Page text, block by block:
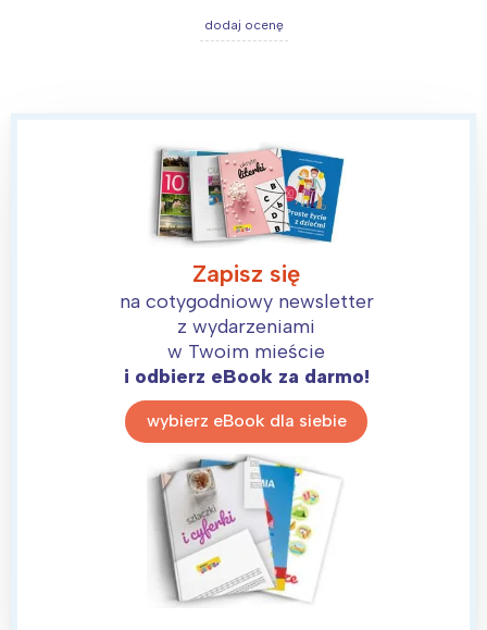
dodaj ocenę
Zapisz się
na cotygodniowy newsletter
z wydarzeniami
w Twoim mieście
i odbierz eBook za darmo!
wybierz eBook dla siebie